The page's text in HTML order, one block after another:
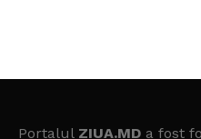
Portalul ZIUA.MD a fost